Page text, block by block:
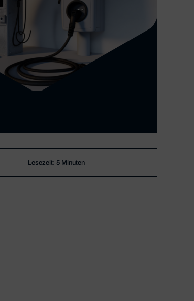
Lesezeit: 5 Minuten